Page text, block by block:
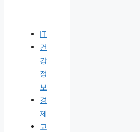
IT
건
강
정
보
경
제
교